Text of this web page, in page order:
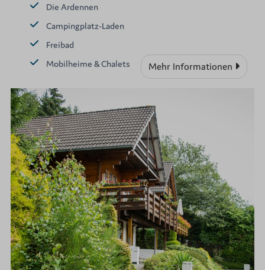
Die Ardennen
Campingplatz-Laden
Freibad
Mobilheime & Chalets
Mehr Informationen